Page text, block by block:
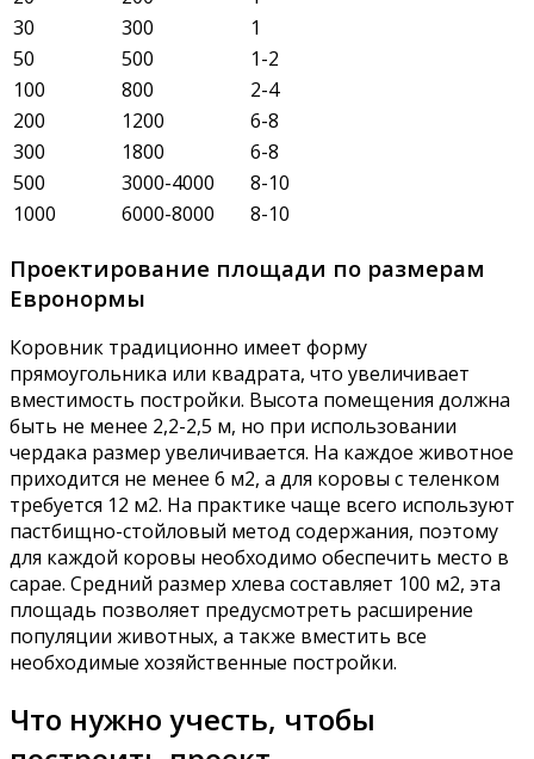
30
300
1
50
500
1-2
100
800
2-4
200
1200
6-8
300
1800
6-8
500
3000-4000
8-10
1000
6000-8000 8-10
Проектирование площади по размерам
Евронормы
Коровник традиционно имеет форму
прямоугольника или квадрата, что увеличивает
вместимость постройки. Высота помещения должна
быть не менее 2,2-2,5 м, но при использовании
чердака размер увеличивается. На каждое животное
приходится не менее 6 м2, а для коровы с теленком
требуется 12 м2. На практике чаще всего используют
пастбищно-стойловый метод содержания, поэтому
для каждой коровы необходимо обеспечить место в
сарае. Средний размер хлева составляет 100 м2, эта
площадь позволяет предусмотреть расширение
популяции животных, а также вместить все
необходимые хозяйственные постройки.
Что нужно учесть, чтобы